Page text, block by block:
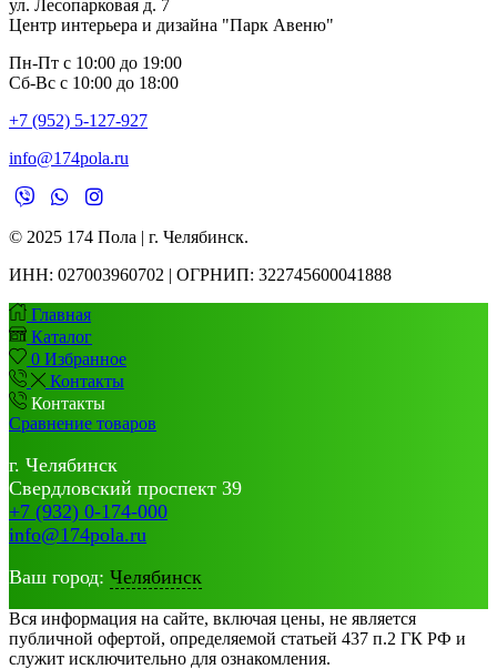
ул. Лесопарковая д. 7
Центр интерьера и дизайна "Парк Авеню"
Пн-Пт с 10:00 до 19:00
Сб-Вс с 10:00 до 18:00
+7 (952) 5-127-927
info@174pola.ru
© 2025 174 Пола | г. Челябинск.
ИНН: 027003960702 | ОГРНИП: 322745600041888
Главная
Каталог
0 Избранное
Контакты
Контакты
Сравнение товаров
г. Челябинск
Свердловский проспект 39
+7 (932) 0-174-000
info@174pola.ru
Ваш город: Челябинск
Вся информация на сайте, включая цены, не является
публичной офертой, определяемой статьей 437 п.2 ГК РФ и
служит исключительно для ознакомления.